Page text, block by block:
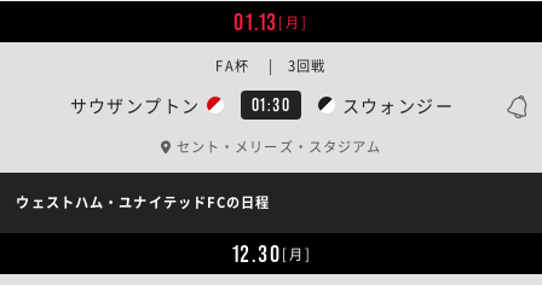
01.13[月]
サウザンプトン 01:30 スウォンジー
FA杯 | 3回戦
セント・メリーズ・スタジアム
ウェストハム・ユナイテッドFCの日程
12.30[月]